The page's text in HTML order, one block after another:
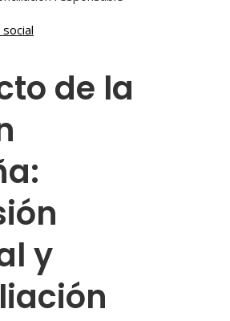
de la
y